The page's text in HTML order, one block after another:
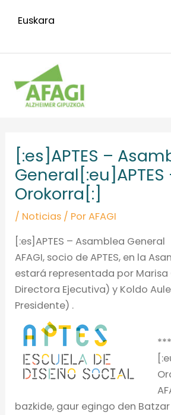
Euskara
[:es]APTES –
Orokorra[:]
/ Noticias / PorAFAGI
[:es]APTES – Asamblea General
AFAGI, socio de APTES, en la
estará representada por Marisa
Directora Ejecutiva) y Koldo
Presidente) .
bazkide, gaur egingo den
entradas